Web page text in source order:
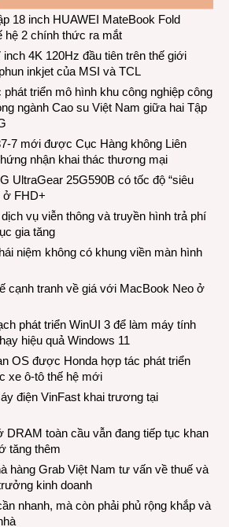
18 inch HUAWEI MateBook Fold
hệ 2 chính thức ra mắt
4K 120Hz đầu tiên trên thế giới
inkjet của MSI và TCL
triển mô hình khu công nghiệp công
ngành Cao su Việt Nam giữa hai Tập
7 mới được Cục Hàng không Liên
nhận khai thác thương mại
UltraGear 25G590B có tốc độ “siêu
ở FHD+
vụ viễn thông và truyền hình trả phí
gia tăng
niệm không có khung viền màn hình
cạnh tranh về giá với MacBook Neo ở
phát triển WinUI 3 để làm máy tính
hiệu quả Windows 11
OS được Honda hợp tác phát triển
xe ô-tô thế hệ mới
điện VinFast khai trương tại
DRAM toàn cầu vẫn đang tiếp tục khan
tăng thêm
hàng Grab Việt Nam tư vấn về thuế và
kinh doanh
nhanh, mà còn phải phủ rộng khắp và